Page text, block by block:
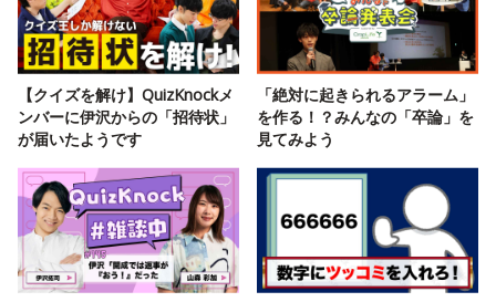
【クイズを解け】QuizKnockメ
ンバーに伊沢からの「招待状」
が届いたようです
「絶対に起きられるアラーム」
を作る！？みんなの「卒論」を
見てみよう